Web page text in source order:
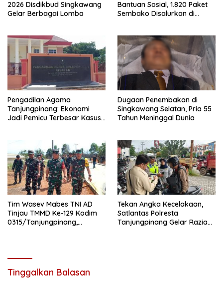
2026 Disdikbud Singkawang
Gelar Berbagai Lomba
Bantuan Sosial, 1.820 Paket
Sembako Disalurkan di
Pengadilan Agama
Tanjungpinang: Ekonomi
Jadi Pemicu Terbesar Kasus
Dugaan Penembakan di
Singkawang Selatan, Pria 55
Tahun Meninggal Dunia
Tim Wasev Mabes TNI AD
Tinjau TMMD Ke-129 Kodim
0315/Tanjungpinang,
Tekan Angka Kecelakaan,
Satlantas Polresta
Tanjungpinang Gelar Razia
Tinggalkan Balasan